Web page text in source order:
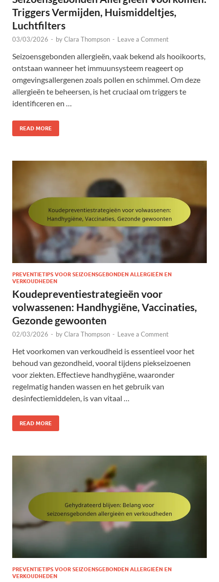
Triggers Vermijden, Huismiddeltjes,
Luchtfilters
03/03/2026 - byClara Thompson - Leave a Comment
Seizoensgebonden allergieën, vaak bekend als hooikoorts,
ontstaan wanneer het immuunsysteem reageert op
omgevingsallergenen zoals pollen en schimmel. Om deze
allergieën te beheersen, is het cruciaal om triggers te
identificeren en …
READ MORE
PREVENTIETIPS VOOR SEIZOENSGEBONDEN ALLERGIEËN EN
VERKOUDHEDEN
Koudepreventiestrategieën voor
volwassenen: Handhygiëne, Vaccinaties,
Gezonde gewoonten
02/03/2026 - byClara Thompson - Leave a Comment
Het voorkomen van verkoudheid is essentieel voor het
behoud van gezondheid, vooral tijdens piekseizoenen
voor ziekten. Effectieve handhygiëne, waaronder
regelmatig handen wassen en het gebruik van
desinfectiemiddelen, is van vitaal …
READ MORE
PREVENTIETIPS VOOR SEIZOENSGEBONDEN ALLERGIEËN EN
VERKOUDHEDEN